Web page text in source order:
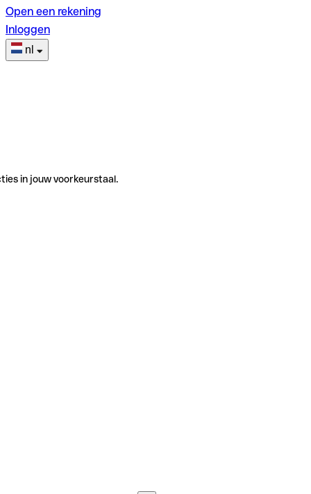
Open een rekening
Inloggen
nl
in jouw voorkeurstaal.